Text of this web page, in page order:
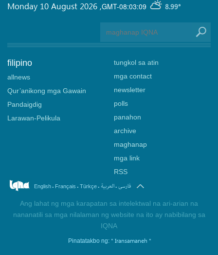
GMT-08:03:09 8.99°
Monday 10 August 2026 ,
filipino
allnews
Qur’anikong mga Gawain
Pandaigdig
Larawan-Pelikula
tungkol sa atin
mga contact
newsletter
polls
panahon
archive
maghanap
mga link
RSS
English. Français . Türkçe. العربیة.فارسی
Ang lahat ng mga karapatan sa intelektwal na ari-arian na
nananatili sa mga nilalaman ng website na ito ay nabibilang sa
IQNA
Pinatatakbo ng: " Iransamaneh "